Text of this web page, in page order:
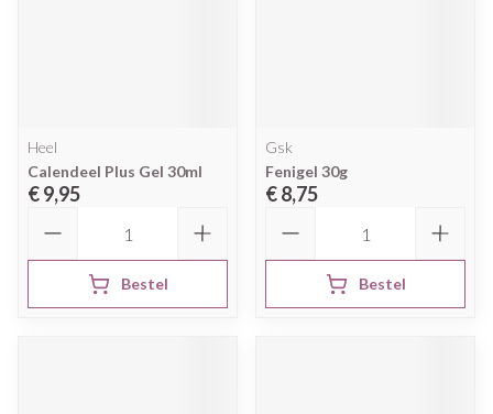
Heel
Calendeel Plus Gel 30ml
€ 9,95
Bestel
Gsk
Fenigel 30g
€ 8,75
Bestel